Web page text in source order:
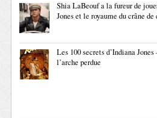
Shia LaBeouf a la fureur de
Jones et le royaume du crâne
Les 100 secrets d’Indiana
l’arche perdue